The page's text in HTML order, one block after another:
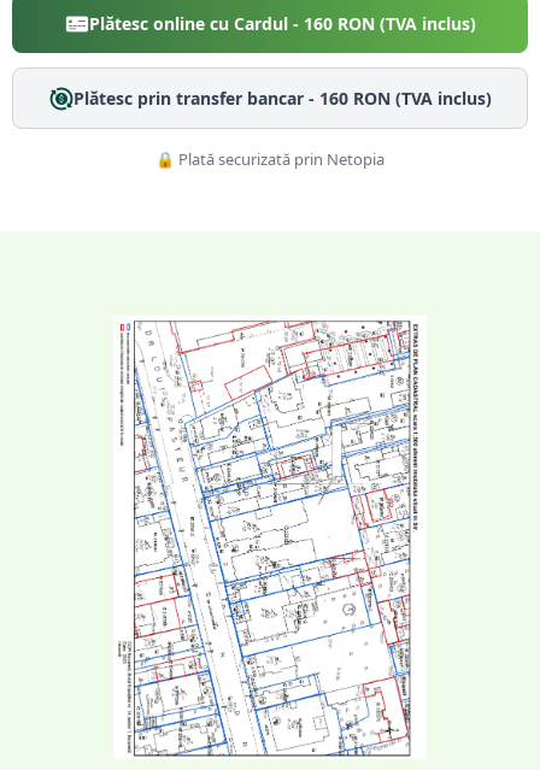
Plătesc online cu Cardul - 160RON (TVA inclus)
Plătesc prin transfer bancar - 160RON (TVA inclus)
🔒 Plată securizată prin Netopia